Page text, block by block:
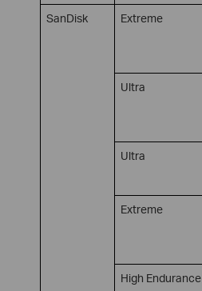
SanDisk Extreme
Ultra
Ultra
Extreme
High Endurance